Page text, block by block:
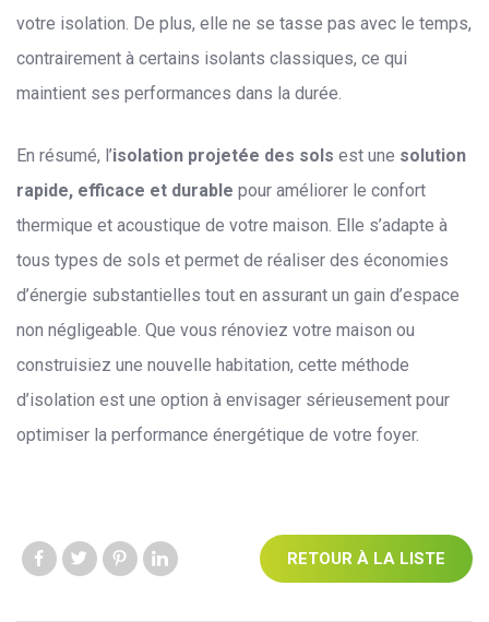
votre isolation. De plus, elle ne se tasse pas avec le temps,
contrairement à certains isolants classiques, ce qui
maintient ses performances dans la durée.
En résumé, l’isolation projetée des sols est une solution
rapide, efficace et durable pour améliorer le confort
thermique et acoustique de votre maison. Elle s’adapte à
tous types de sols et permet de réaliser des économies
d’énergie substantielles tout en assurant un gain d’espace
non négligeable. Que vous rénoviez votre maison ou
construisiez une nouvelle habitation, cette méthode
d’isolation est une option à envisager sérieusement pour
optimiser la performance énergétique de votre foyer.
Like usLike usLike us RETOUR À LA LISTE